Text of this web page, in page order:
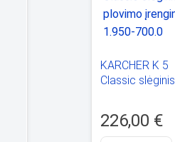
KARCHER K 5
Classic slėginis
226,00 €